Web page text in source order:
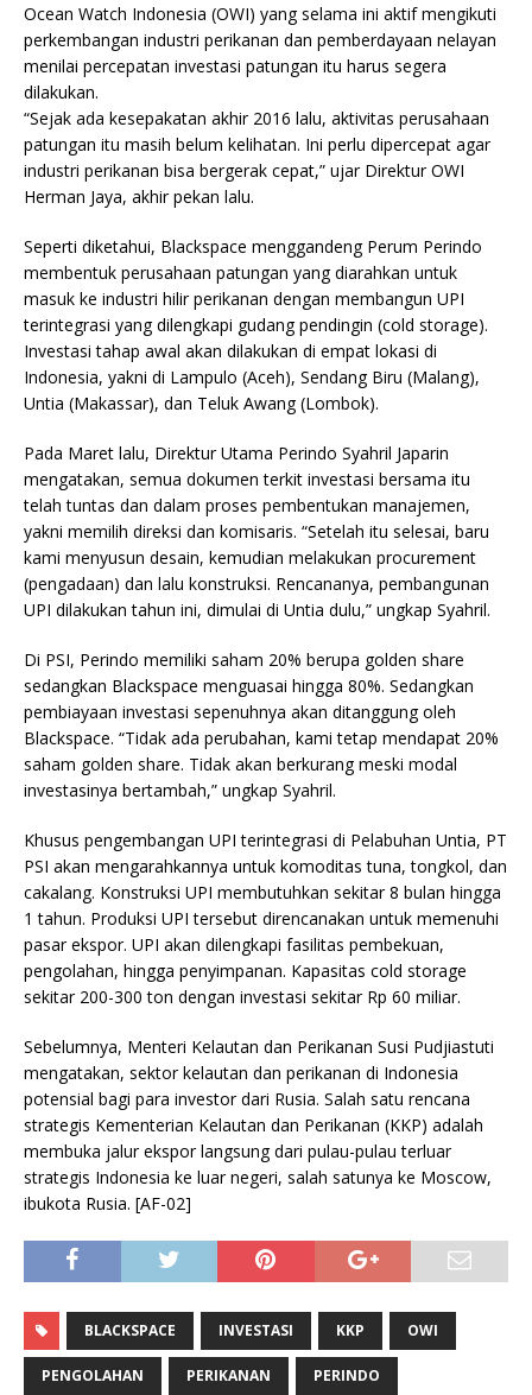
Ocean Watch Indonesia (OWI) yang selama ini aktif mengikuti
perkembangan industri perikanan dan pemberdayaan nelayan
menilai percepatan investasi patungan itu harus segera
dilakukan.
“Sejak ada kesepakatan akhir 2016 lalu, aktivitas perusahaan
patungan itu masih belum kelihatan. Ini perlu dipercepat agar
industri perikanan bisa bergerak cepat,” ujar Direktur OWI
Herman Jaya, akhir pekan lalu.
Seperti diketahui, Blackspace menggandeng Perum Perindo
membentuk perusahaan patungan yang diarahkan untuk
masuk ke industri hilir perikanan dengan membangun UPI
terintegrasi yang dilengkapi gudang pendingin (cold storage).
Investasi tahap awal akan dilakukan di empat lokasi di
Indonesia, yakni di Lampulo (Aceh), Sendang Biru (Malang),
Untia (Makassar), dan Teluk Awang (Lombok).
Pada Maret lalu, Direktur Utama Perindo Syahril Japarin
mengatakan, semua dokumen terkit investasi bersama itu
telah tuntas dan dalam proses pembentukan manajemen,
yakni memilih direksi dan komisaris. “Setelah itu selesai, baru
kami menyusun desain, kemudian melakukan procurement
(pengadaan) dan lalu konstruksi. Rencananya, pembangunan
UPI dilakukan tahun ini, dimulai di Untia dulu,” ungkap Syahril.
Di PSI, Perindo memiliki saham 20% berupa golden share
sedangkan Blackspace menguasai hingga 80%. Sedangkan
pembiayaan investasi sepenuhnya akan ditanggung oleh
Blackspace. “Tidak ada perubahan, kami tetap mendapat 20%
saham golden share. Tidak akan berkurang meski modal
investasinya bertambah,” ungkap Syahril.
Khusus pengembangan UPI terintegrasi di Pelabuhan Untia, PT
PSI akan mengarahkannya untuk komoditas tuna, tongkol, dan
cakalang. Konstruksi UPI membutuhkan sekitar 8 bulan hingga
1 tahun. Produksi UPI tersebut direncanakan untuk memenuhi
pasar ekspor. UPI akan dilengkapi fasilitas pembekuan,
pengolahan, hingga penyimpanan. Kapasitas cold storage
sekitar 200-300 ton dengan investasi sekitar Rp 60 miliar.
Sebelumnya, Menteri Kelautan dan Perikanan Susi Pudjiastuti
mengatakan, sektor kelautan dan perikanan di Indonesia
potensial bagi para investor dari Rusia. Salah satu rencana
strategis Kementerian Kelautan dan Perikanan (KKP) adalah
membuka jalur ekspor langsung dari pulau-pulau terluar
strategis Indonesia ke luar negeri, salah satunya ke Moscow,
ibukota Rusia. [AF-02]
BLACKSPACE INVESTASI KKP OWI
PENGOLAHAN PERIKANAN PERINDO